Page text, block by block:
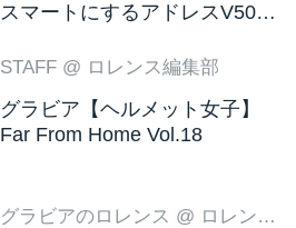
スマートにするアドレスV50
STAFF @ ロレンス編集部
グラビア【ヘルメット女子】
Far From Home Vol.18
グラビアのロレンス @ ロレンス編集部